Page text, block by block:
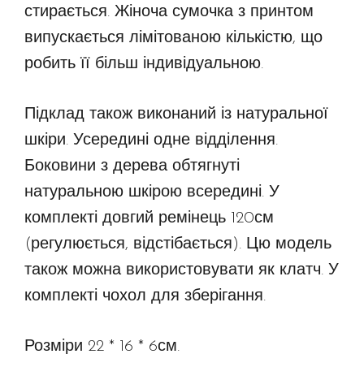
стирається. Жіноча сумочка з принтом
випускається лімітованою кількістю, що
робить її більш індивідуальною.
Підклад також виконаний із натуральної
шкіри. Усередині одне відділення.
Боковини з дерева обтягнуті
натуральною шкірою всередині. У
комплекті довгий ремінець 120см
(регулюється, відстібається). Цю модель
також можна використовувати як клатч. У
комплекті чохол для зберігання.
Розміри 22 * 16 * 6см.